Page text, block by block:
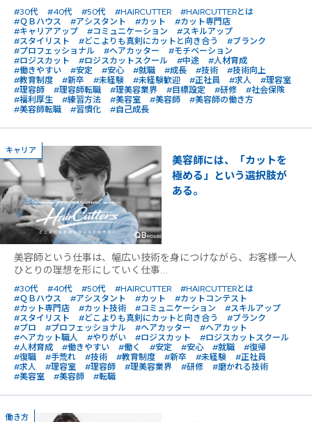
#30代 #40代 #50代 #HAIRCUTTER
#HAIRCUTTERとは
#ＱＢハウス
#アシスタント #カット
#カット専門店
#キャリアアップ
#コミュニケーション
#スキルアップ
#スタイリスト
#どこよりも真剣にカットと向き合う
#ブランク
#プロフェッショナル
#ヘアカッター
#モチベーション
#ロジスカット
#ロジスカットスクール #中途
#人材育成
#働きやすい
#安定 #安心 #就職 #成長 #技術
#技術向上
#教育制度
#新卒 #未経験 #未経験歓迎 #正社員 #求人
#理容室
#理容師
#理容師転職 #理美容業界 #目標設定 #研修
#社会保険
#福利厚生
#練習方法 #美容室 #美容師
#美容師の働き方
#美容師転職
#習慣化 #自己成長
キャリア
美容師には、「カットを
極める」という選択肢が
ある。
美容師という仕事は、幅広い技術を身につけながら、お客様一人
ひとりの理想を形にしていく仕事...
#30代 #40代 #50代 #HAIRCUTTER
#HAIRCUTTERとは
#ＱＢハウス
#アシスタント #カット
#カットコンテスト
#カット専門店
#カット技術 #コミュニケーション
#スキルアップ
#スタイリスト
#どこよりも真剣にカットと向き合う
#ブランク
#プロ
#プロフェッショナル #ヘアカッター
#ヘアカット
#ヘアカット職人
#やりがい #ロジスカット
#ロジスカットスクール
#人材育成
#働きやすい #働く #安定 #安心 #就職
#復帰
#復職
#手荒れ #技術 #教育制度 #新卒 #未経験
#正社員
#求人
#理容室 #理容師 #理美容業界 #研修
#磨かれる技術
#美容室
#美容師 #転職
働き方